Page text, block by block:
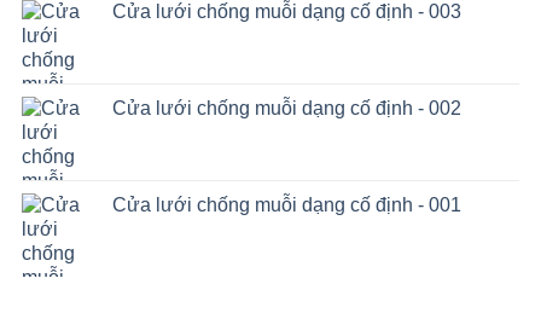
Cửa lưới chống muỗi dạng cố định - 003
Cửa lưới chống muỗi dạng cố định - 002
Cửa lưới chống muỗi dạng cố định - 001